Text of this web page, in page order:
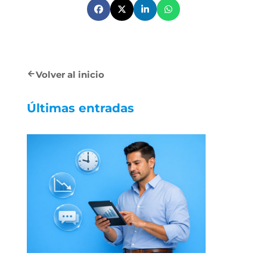
Volver al inicio
Últimas entradas